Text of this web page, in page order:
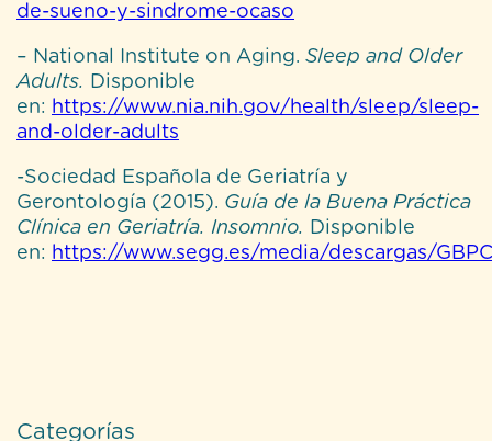
de-sueno-y-sindrome-ocaso
– National Institute on Aging. Sleep and Older
Adults. Disponible
en: https://www.nia.nih.gov/health/sleep/sleep-
and-older-adults
-Sociedad Española de Geriatría y
Gerontología (2015). Guía de la Buena Práctica
Clínica en Geriatría. Insomnio. Disponible
en: https://www.segg.es/media/descargas/
Categorías